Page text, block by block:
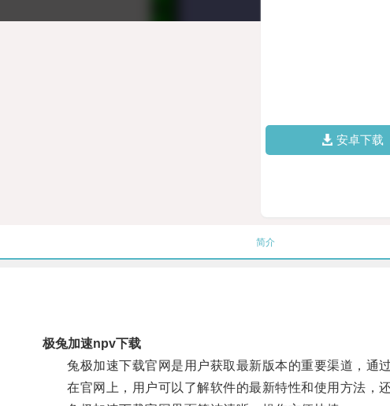
安卓下载
简介
极兔加速npv下载
兔极加速下载官网是用户获取最新版本的重要渠道，通过
在官网上，用户可以了解软件的最新特性和使用方法，还